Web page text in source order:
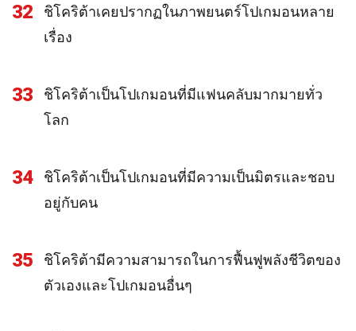
32
ชิโคริต้าเคยปรากฏในภาพยนตร์โปเกมอนหลาย
เรื่อง
33
ชิโคริต้าเป็นโปเกมอนที่มีแฟนคลับมากมายทั่ว
โลก
34
ชิโคริต้าเป็นโปเกมอนที่มีความเป็นมิตรและชอบ
อยู่กับคน
35
ชิโคริต้ามีความสามารถในการฟื้นฟูพลังชีวิตของ
ตัวเองและโปเกมอนอื่นๆ